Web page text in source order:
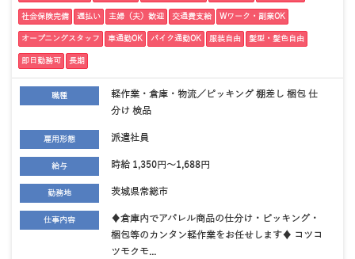
社会保険完備 週払い 主婦（夫）歓迎 交通費支給 Wワーク・副業OK
オープニングスタッフ 車通勤OK バイク通勤OK 服装自由 髪型・髪色自由
即日勤務可 長期
職種
軽作業・倉庫・物流／ピッキング 棚差し 梱包 仕
分け 検品
雇用形態 派遣社員
給与 時給 1,350円～1,688円
勤務地 茨城県常総市
仕事内容
♦倉庫内でアパレル商品の仕分け・ピッキング・
梱包等のカンタン軽作業をお任せします♦ コツコ
ツモクモ...